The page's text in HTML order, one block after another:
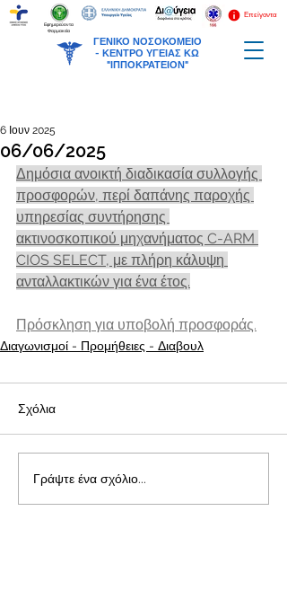
ΓΕΝΙΚΟ ΝΟΣΟΚΟΜΕΙΟ
- ΚΕΝΤΡΟ ΥΓΕΙΑΣ ΚΩ
"ΙΠΠΟΚΡΑΤΕΙΟΝ"
Επείγοντα
Εφημερεύοντα
Φαρμακεία
06/06/2025
6 Ιουν 2025
Δημόσια ανοικτή διαδικασία συλλογής
προσφορών, περί δαπάνης παροχής
υπηρεσίας συντήρησης
ακτινοσκοπικού μηχανήματος C-ARM
CIOS SELECT, με πλήρη κάλυψη
ανταλλακτικών για ένα έτος.
Πρόσκληση για υποβολή προσφοράς.
Διαγωνισμοί - Προμήθειες - Διαβουλ
Σχόλια
Γράψτε ένα σχόλιο...